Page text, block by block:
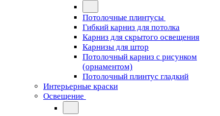
Потолочные плинтусы
Гибкий карниз для потолка
Карниз для скрытого освещения
Карнизы для штор
Потолочный карниз с рисунком
(орнаментом)
Потолочный плинтус гладкий
Интерьерные краски
Освещение